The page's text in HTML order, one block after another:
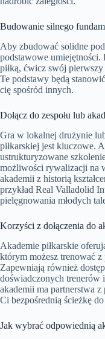
Budowanie silnego
Aby zbudować solidne
podstawowe umiejętności.
piłką, ćwicz swój pierwszy
Te podstawy będą
cię spośród innych.
Dołącz do zespołu lub
Gra w lokalnej drużynie
piłkarskiej jest kluczowe.
ustrukturyzowane
możliwości rywalizacji na
akademii z historią
przykład Real Valladolid
pielęgnowania młodych
Korzyści z dołączenia do
Akademie piłkarskie
którym możesz trenować
Zapewniają również
doświadczonych trenerów
akademii ma partnerstwa
Ci bezpośrednią ścieżkę
Jak wybrać odpowiednią